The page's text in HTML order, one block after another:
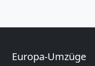
Europa-Umzüge